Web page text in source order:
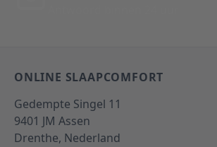
ONLINE SLAAPCOMFORT
Gedempte Singel 11
9401 JM Assen
Drenthe, Nederland